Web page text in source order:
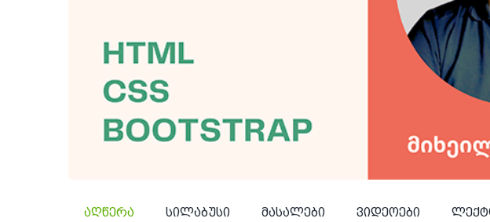
აღწერა სილაბუსი მასალები ვიდეოები